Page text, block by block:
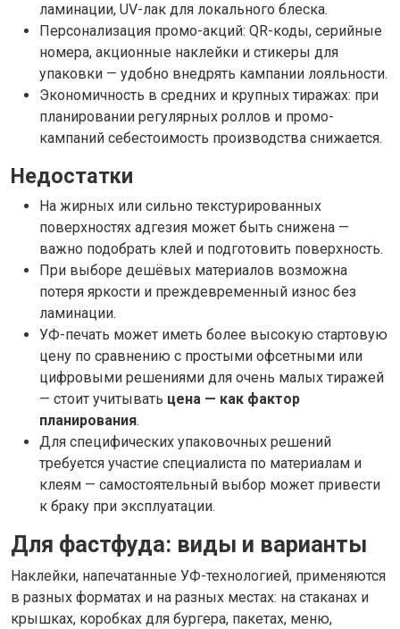
ламинации, UV-лак для локального блеска.
Персонализация промо-акций: QR-коды, серийные
номера, акционные наклейки и стикеры для
упаковки — удобно внедрять кампании лояльности.
Экономичность в средних и крупных тиражах: при
планировании регулярных роллов и промо-
кампаний себестоимость производства снижается.
Недостатки
На жирных или сильно текстурированных
поверхностях адгезия может быть снижена —
важно подобрать клей и подготовить поверхность.
При выборе дешёвых материалов возможна
потеря яркости и преждевременный износ без
ламинации.
УФ-печать может иметь более высокую стартовую
цену по сравнению с простыми офсетными или
цифровыми решениями для очень малых тиражей
— стоит учитывать цена — как фактор
планирования.
Для специфических упаковочных решений
требуется участие специалиста по материалам и
клеям — самостоятельный выбор может привести
к браку при эксплуатации.
Для фастфуда: виды и варианты
Наклейки, напечатанные УФ-технологией, применяются
в разных форматах и на разных местах: на стаканах и
крышках, коробках для бургера, пакетах, меню,